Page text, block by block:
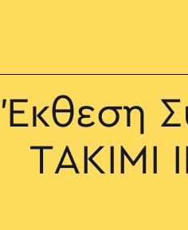
Έκθεση
ΤΑΚΙΜΙ